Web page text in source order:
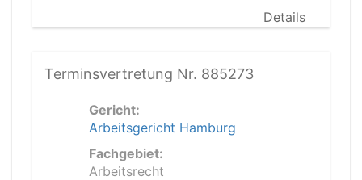
Details
Terminsvertretung Nr. 885273
Gericht:
Arbeitsgericht Hamburg
Fachgebiet:
Arbeitsrecht